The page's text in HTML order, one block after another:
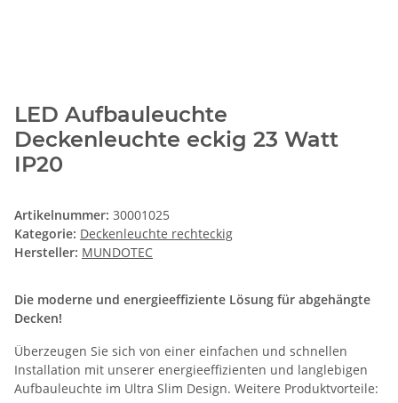
LED Aufbauleuchte
Deckenleuchte eckig 23 Watt
IP20
Artikelnummer: 30001025
Kategorie: Deckenleuchte rechteckig
Hersteller: MUNDOTEC
Die moderne und energieeffiziente Lösung für abgehängte
Decken!
Überzeugen Sie sich von einer einfachen und schnellen
Installation mit unserer energieeffizienten und langlebigen
Aufbauleuchte im Ultra Slim Design. Weitere Produktvorteile: